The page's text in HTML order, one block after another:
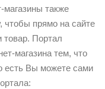
магазины также
чтобы прямо на сайте
товар. Портал
магазина тем, что
есть Вы можете сами